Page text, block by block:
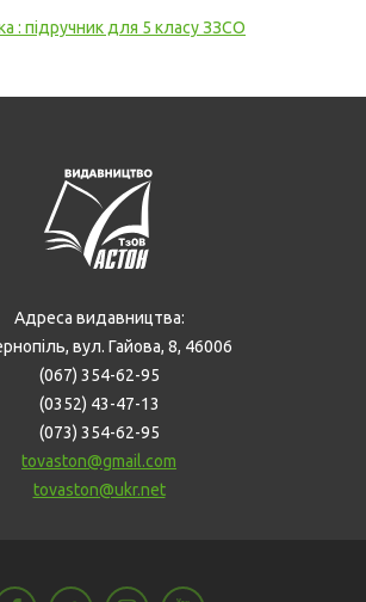
: підручник для 5 класу ЗЗСО
Адреса видавництва:
вул. Гайова, 8, 46006
(067) 354-62-95
(0352) 43-47-13
(073) 354-62-95
tovaston@gmail.com
tovaston@ukr.net